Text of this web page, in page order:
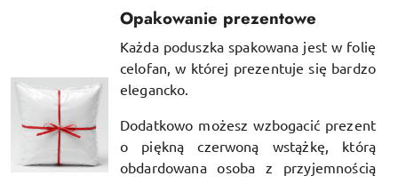
Opakowanie prezentowe
Każda poduszka spakowana jest w folię
celofan, w której prezentuje się bardzo
elegancko.
Dodatkowo możesz wzbogacić prezent
o piękną czerwoną wstążkę, którą
obdardowana osoba z przyjemnością